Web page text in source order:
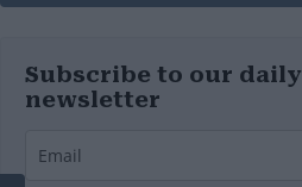
Subscribe to our daily
newsletter